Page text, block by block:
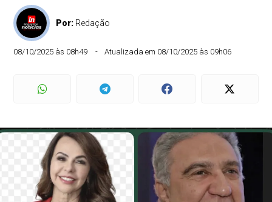
Por: Redação
08/10/2025 às 08h49 Atualizada em 08/10/2025 às 09h06